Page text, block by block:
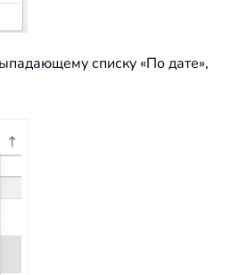
списку «По дате»,